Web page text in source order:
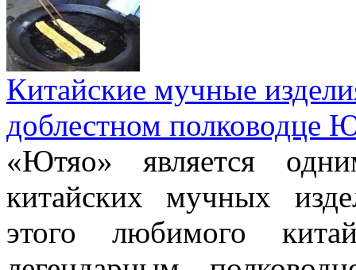
Китайские мучные
доблестном полководце
«Ютяо» является
китайских мучных
этого любимого